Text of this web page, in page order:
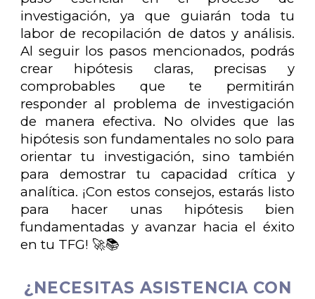
investigación, ya que guiarán toda tu
labor de recopilación de datos y análisis.
Al seguir los pasos mencionados, podrás
crear hipótesis claras, precisas y
comprobables que te permitirán
responder al problema de investigación
de manera efectiva. No olvides que las
hipótesis son fundamentales no solo para
orientar tu investigación, sino también
para demostrar tu capacidad crítica y
analítica. ¡Con estos consejos, estarás listo
para hacer unas hipótesis bien
fundamentadas y avanzar hacia el éxito
en tu TFG! 🚀📚
¿NECESITAS ASISTENCIA CON